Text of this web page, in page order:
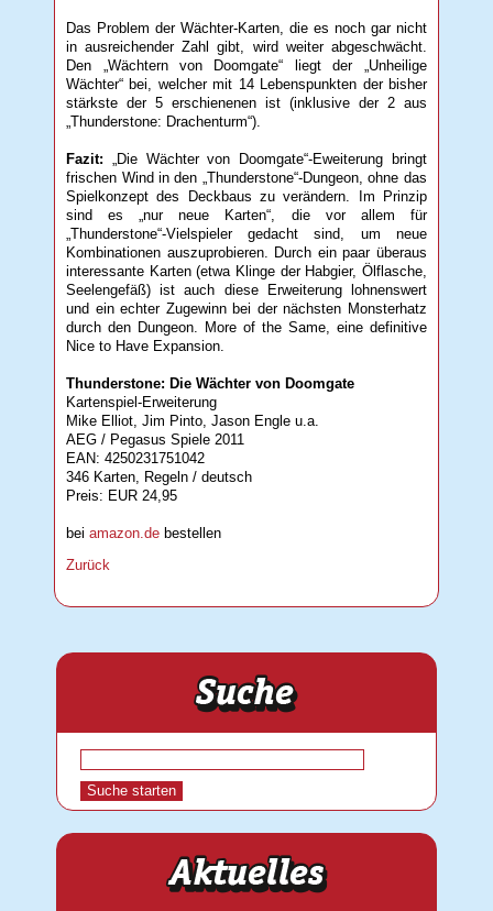
Das Problem der Wächter-Karten, die es noch gar nicht
in ausreichender Zahl gibt, wird weiter abgeschwächt.
Den „Wächtern von Doomgate“ liegt der „Unheilige
Wächter“ bei, welcher mit 14 Lebenspunkten der bisher
stärkste der 5 erschienenen ist (inklusive der 2 aus
„Thunderstone: Drachenturm“).
Fazit: „Die Wächter von Doomgate“-Eweiterung bringt
frischen Wind in den „Thunderstone“-Dungeon, ohne das
Spielkonzept des Deckbaus zu verändern. Im Prinzip
sind es „nur neue Karten“, die vor allem für
„Thunderstone“-Vielspieler gedacht sind, um neue
Kombinationen auszuprobieren. Durch ein paar überaus
interessante Karten (etwa Klinge der Habgier, Ölflasche,
Seelengefäß) ist auch diese Erweiterung lohnenswert
und ein echter Zugewinn bei der nächsten Monsterhatz
durch den Dungeon. More of the Same, eine definitive
Nice to Have Expansion.
Thunderstone: Die Wächter von Doomgate
Kartenspiel-Erweiterung
Mike Elliot, Jim Pinto, Jason Engle u.a.
AEG / Pegasus Spiele 2011
EAN: 4250231751042
346 Karten, Regeln / deutsch
Preis: EUR 24,95
beiamazon.de bestellen
Zurück